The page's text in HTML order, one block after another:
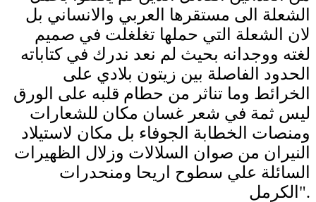
الشعلة الى مستقرها العربي والانساني بل
لان الشعلة التي حملها تغلغلت في صميم
لغته ووجدانه بحيث لم نعد ندرك في كتاباته
الحدود الفاصلة بين زيتون بلادي على
الخرائط وما تناثر من حطام قلبه على الورق
ليس ثمة في شعر غسان مكان للشعارات
ومنصات الخطابة الجوفاء بل مكان لاستيلاد
النيران من صوان السلالات وزلال الظهيرات
السائلة علي سطوح اريحا ومنحدرات
الكرمل".